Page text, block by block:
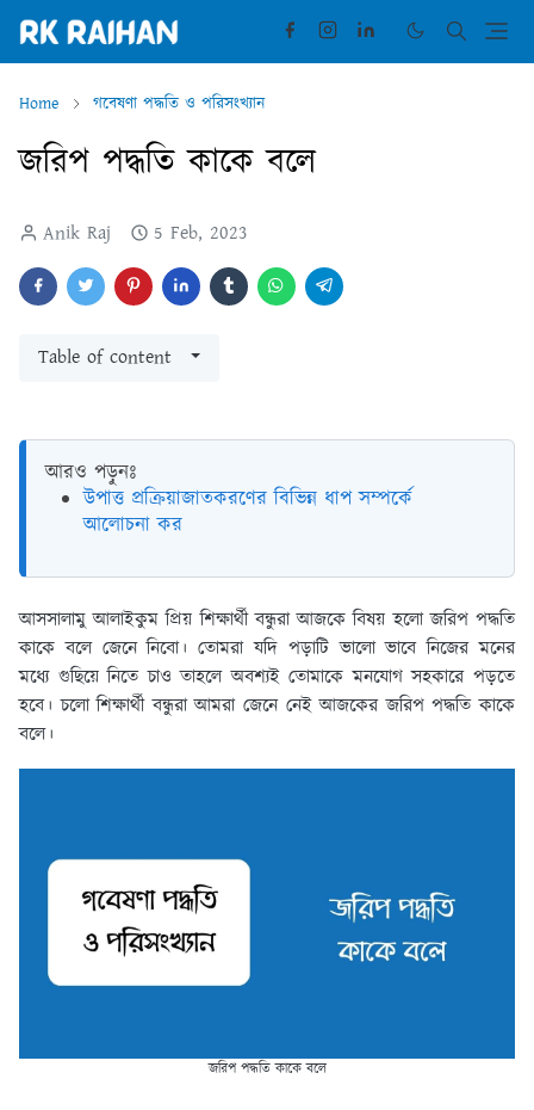
Home গবেষণা পদ্ধতি ও পরিসংখ্যান
জরিপ পদ্ধতি কাকে বলে
Anik Raj 5 Feb, 2023
Table of content
আরও পড়ুনঃ
উপাত্ত প্রক্রিয়াজাতকরণের বিভিন্ন ধাপ সম্পর্কে
আলোচনা কর
আসসালামু আলাইকুম প্রিয় শিক্ষার্থী বন্ধুরা আজকে বিষয় হলো জরিপ পদ্ধতি
কাকে বলে জেনে নিবো। তোমরা যদি পড়াটি ভালো ভাবে নিজের মনের
মধ্যে গুছিয়ে নিতে চাও তাহলে অবশ্যই তোমাকে মনযোগ সহকারে পড়তে
হবে। চলো শিক্ষার্থী বন্ধুরা আমরা জেনে নেই আজকের জরিপ পদ্ধতি কাকে
বলে।
জরিপ পদ্ধতি কাকে বলে